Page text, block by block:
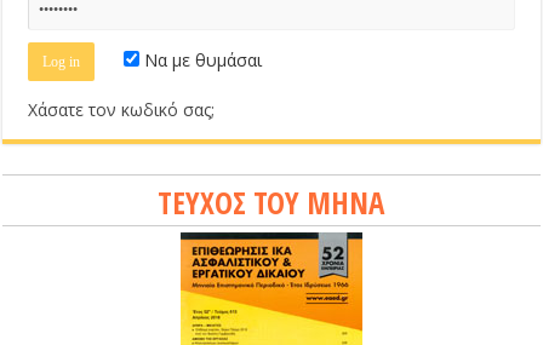
Να με θυμάσαι
Χάσατε τον κωδικό σας;
ΤΕΥΧΟΣ ΤΟΥ ΜΗΝΑ